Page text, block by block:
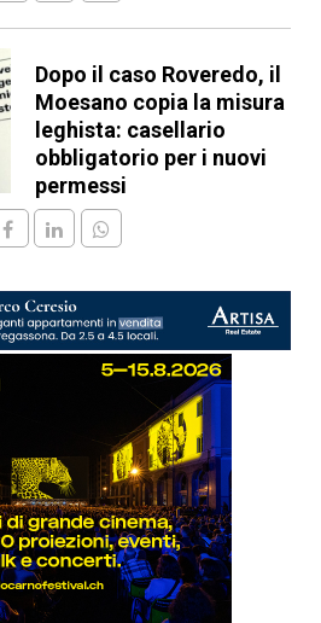
Dopo il caso Roveredo, il
Moesano copia la misura
leghista: casellario
obbligatorio per i nuovi
permessi